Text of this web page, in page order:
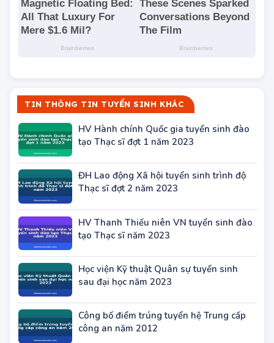
TIN THÔNG TIN TUYỂN SINH KHÁC
tạo Thạc sĩ đợt 1 năm 2023
Thạc sĩ đợt 2 năm 2023
tạo Thạc sĩ năm 2023
sau đại học năm 2023